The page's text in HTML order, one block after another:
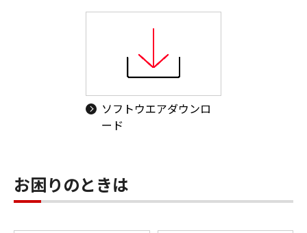
ソフトウエアダウンロ
ード
お困りのときは